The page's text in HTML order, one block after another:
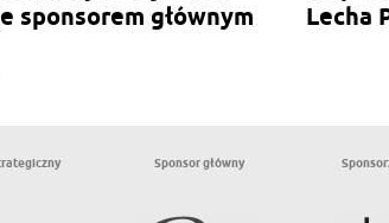
sponsorem głównym
Lecha
Sponsor główny